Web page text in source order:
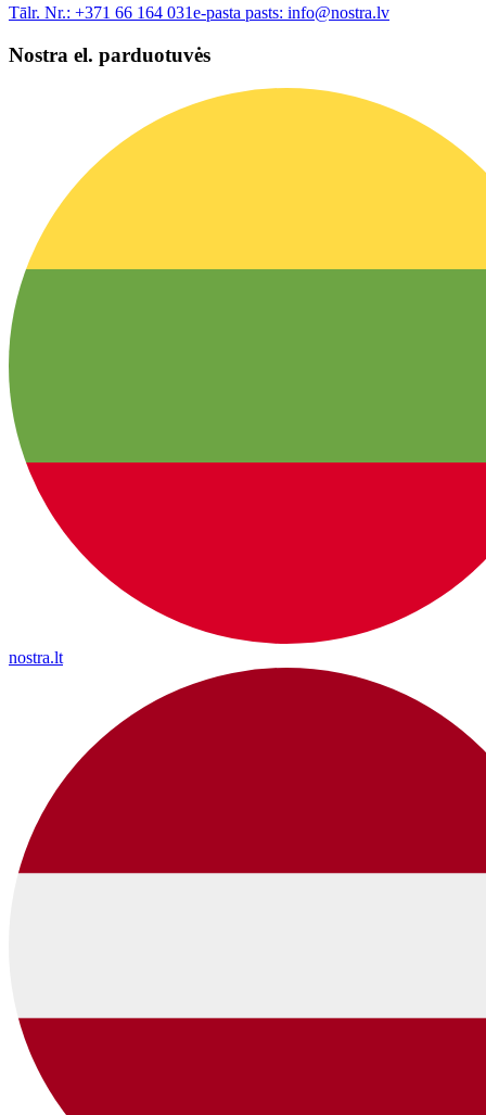
Tālr. Nr.: +371 66 164 031e-pasta pasts: info@nostra.lv
Nostra el. parduotuvės
nostra.lt